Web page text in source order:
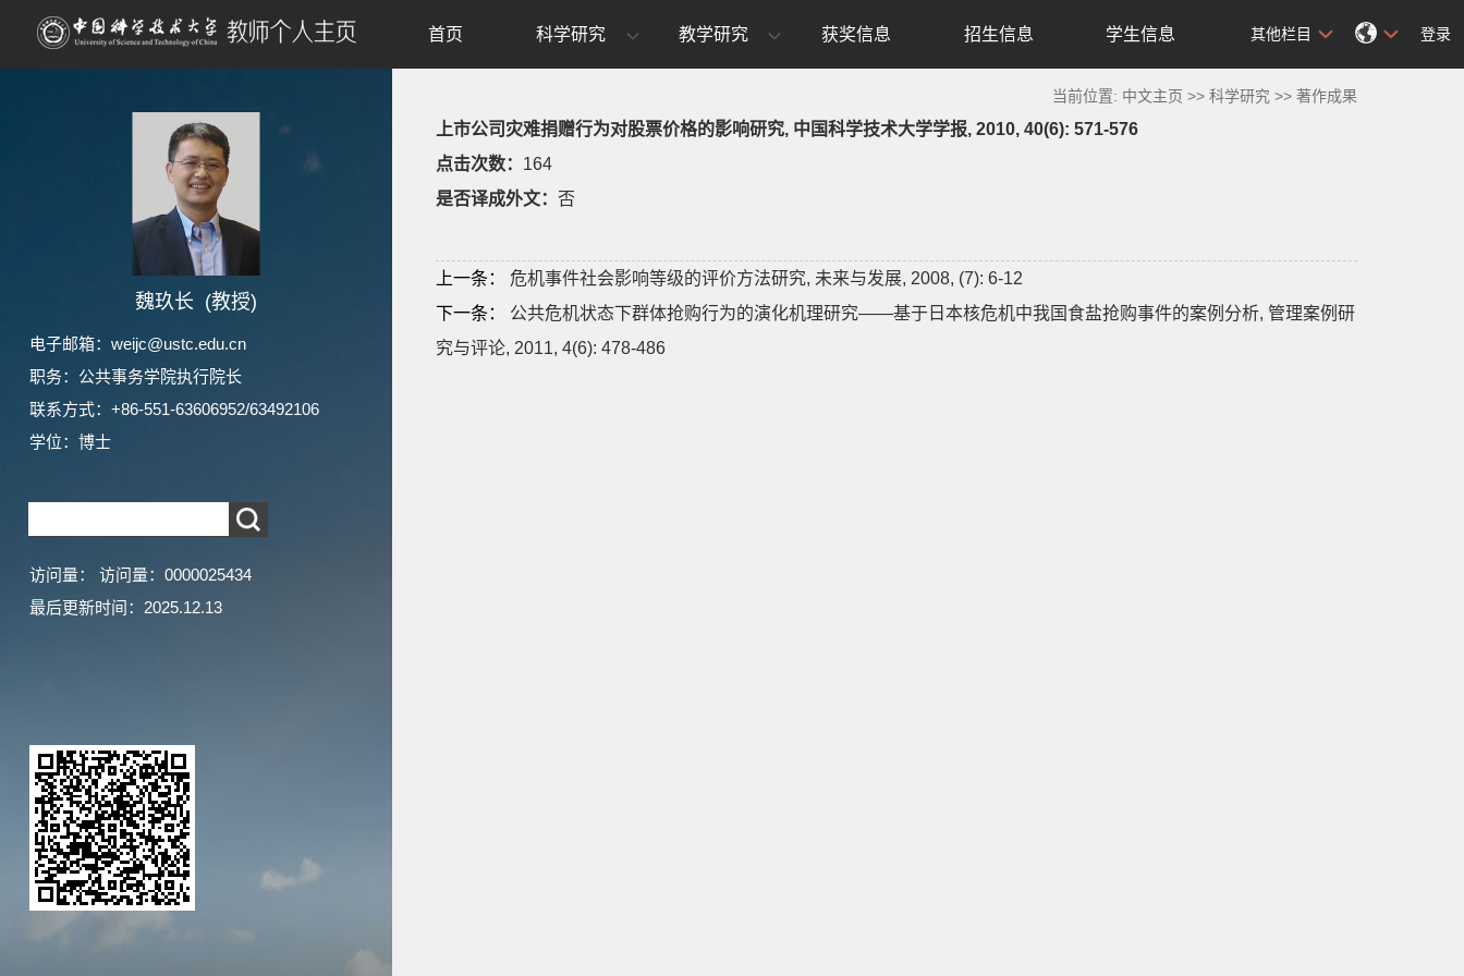
魏玖长 (教授)
电子邮箱： weijc@ustc.edu.cn
职务：公共事务学院执行院长
联系方式：+86-551-63606952/63492106
学位：博士
访问量： 访问量： 0000025434
最后更新时间： 2025.12.13
首页 科学研究 教学研究 获奖信息 招生信息 学生信息 其他栏目 登录
当前位置: 中文主页 >>科学研究 >>著作成果
上市公司灾难捐赠行为对股票价格的影响研究, 中国科学技术大学学报, 2010, 40(6): 571-576
点击次数： 164
是否译成外文： 否
上一条：
危机事件社会影响等级的评价方法研究, 未来与发展, 2008, (7): 6-12
下一条：
公共危机状态下群体抢购行为的演化机理研究——基于日本核危机中我国食盐抢购事件的案例分析, 管理案例研
究与评论, 2011, 4(6): 478-486